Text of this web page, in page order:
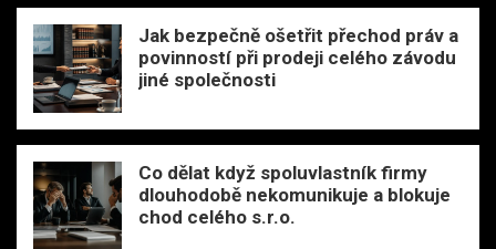
Jak bezpečně ošetřit přechod práv a
povinností při prodeji celého závodu
jiné společnosti
Co dělat když spoluvlastník firmy
dlouhodobě nekomunikuje a blokuje
chod celého s.r.o.